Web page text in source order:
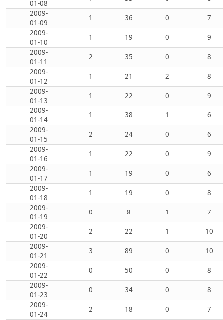
01-08
2009-
01-09
1 36 0
7
2009-
01-10
1 19 0
9
2009-
01-11
2 35 0
8
2009-
01-12
1 21 2
8
2009-
01-13
1 22 0
9
2009-
01-14
1 38 1
6
2009-
01-15
2 24 0
6
2009-
01-16
1 22 0
9
2009-
01-17
1 19 0
6
2009-
01-18
1 19 0
8
2009-
01-19
0 8 1
7
2009-
01-20
2 22 1
10
2009-
01-21
3 89 0
10
2009-
01-22
0 50 0
8
2009-
01-23
0 34 0
8
2009-
01-24
2 18 0
7